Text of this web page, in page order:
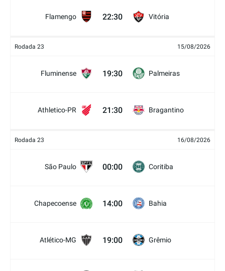
Flamengo 22:30 Vitória
Rodada 23 15/08/2026
Fluminense 19:30 Palmeiras
Athletico-PR 21:30 Bragantino
Rodada 23 16/08/2026
São Paulo 00:00 Coritiba
Chapecoense 14:00 Bahia
Atlético-MG 19:00 Grêmio